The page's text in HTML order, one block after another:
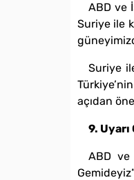
ABD ve
Suriye ile
Suriye
açıdan
9. Uyarı
ABD ve